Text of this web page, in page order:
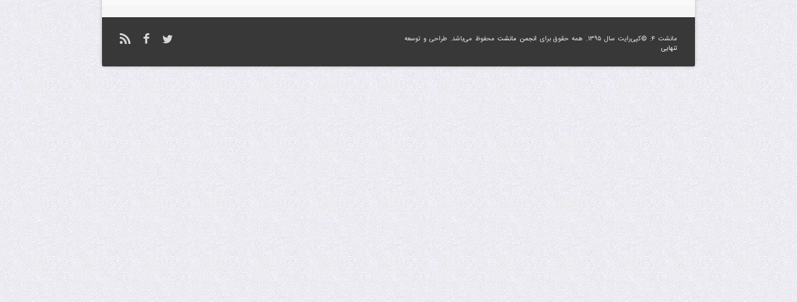
مانشت ۴: ©کپی‌رایت سال ۱۳۹۵. همه حقوق برای انجمن مانشت محفوظ می‌باشد. طراحی و توسعه
تنهایی